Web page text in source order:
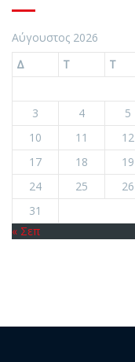
Αύγουστος 2026
Δ
Τ Τ
3
4 5
10
11 12
17
18 19
24
25 26
31
« Σεπ